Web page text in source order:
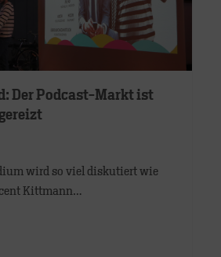
Der Podcast-Markt ist
wird so viel diskutiert wie
Kittmann…